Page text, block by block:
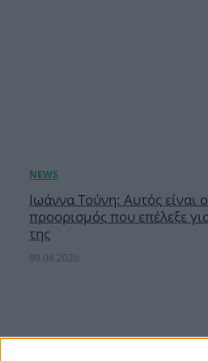
Ιωάννα Τούνη: Αυτός είναι
προορισμός που επέλεξε
της
09.08.2026